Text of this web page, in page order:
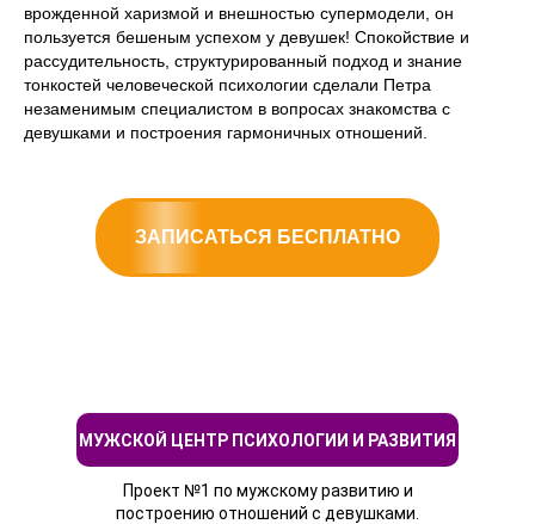
врожденной харизмой и внешностью супермодели, он
пользуется бешеным успехом у девушек! Спокойствие и
рассудительность, структурированный подход и знание
тонкостей человеческой психологии сделали Петра
незаменимым специалистом в вопросах знакомства с
девушками и построения гармоничных отношений.
ЗАПИСАТЬСЯ БЕСПЛАТНО
МУЖСКОЙ ЦЕНТР ПСИХОЛОГИИ И РАЗВИТИЯ
Проект №1 по мужскому развитию и
построению отношений с девушками.